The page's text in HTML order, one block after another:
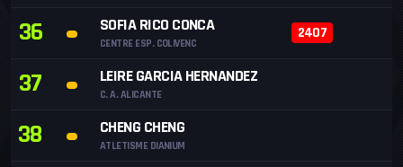
36 SOFIA RICO CONCA
CENTRE ESP. COLIVENC
2407
37 LEIRE GARCIA HERNANDEZ
C. A. ALICANTE
38 CHENG CHENG
ATLETISME DIANIUM